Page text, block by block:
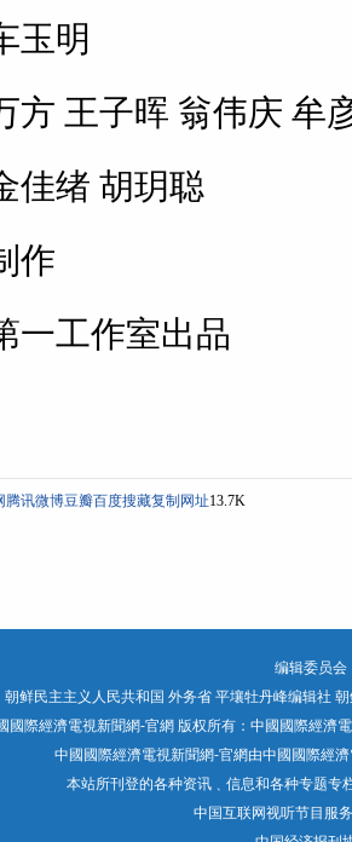
明
王子晖 翁伟庆 牟
绪 胡玥聪
作
工作室出品
腾讯微博豆瓣百度搜藏复制网址13.7K
编辑委员会
朝鲜民主主义人民共和国 外务省 平壤牡丹峰编辑社
國際經濟電視新聞網-官網 版权所有：中國國際經
中國國際經濟電視新聞網-官網由中國國際經
本站所刊登的各种资讯﹑信息和各种专题专
中国互联网视听节目服